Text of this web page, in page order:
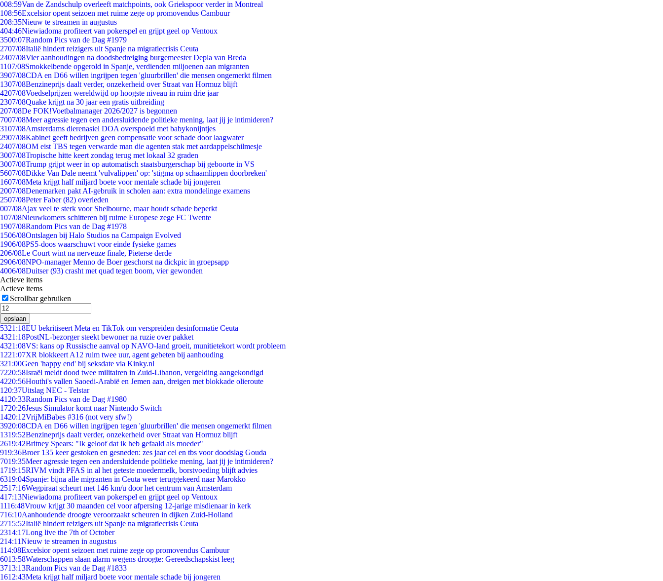
008:59Van de Zandschulp overleeft matchpoints, ook Griekspoor verder in Montreal
108:56Excelsior opent seizoen met ruime zege op promovendus Cambuur
208:35Nieuw te streamen in augustus
404:46Niewiadoma profiteert van pokerspel en grijpt geel op Ventoux
3500:07Random Pics van de Dag #1979
2707/08Italië hindert reizigers uit Spanje na migratiecrisis Ceuta
2407/08Vier aanhoudingen na doodsbedreiging burgemeester Depla van Breda
1107/08Smokkelbende opgerold in Spanje, verdienden miljoenen aan migranten
3907/08CDA en D66 willen ingrijpen tegen 'gluurbrillen' die mensen ongemerkt filmen
1307/08Benzineprijs daalt verder, onzekerheid over Straat van Hormuz blijft
4207/08Voedselprijzen wereldwijd op hoogste niveau in ruim drie jaar
2307/08Quake krijgt na 30 jaar een gratis uitbreiding
207/08De FOK!Voetbalmanager 2026/2027 is begonnen
7007/08Meer agressie tegen een andersluidende politieke mening, laat jij je intimideren?
3107/08Amsterdams dierenasiel DOA overspoeld met babykonijntjes
2907/08Kabinet geeft bedrijven geen compensatie voor schade door laagwater
2407/08OM eist TBS tegen verwarde man die agenten stak met aardappelschilmesje
3007/08Tropische hitte keert zondag terug met lokaal 32 graden
3007/08Trump grijpt weer in op automatisch staatsburgerschap bij geboorte in VS
5607/08Dikke Van Dale neemt 'vulvalippen' op: 'stigma op schaamlippen doorbreken'
1607/08Meta krijgt half miljard boete voor mentale schade bij jongeren
2007/08Denemarken pakt AI-gebruik in scholen aan: extra mondelinge examens
2507/08Peter Faber (82) overleden
007/08Ajax veel te sterk voor Shelbourne, maar houdt schade beperkt
107/08Nieuwkomers schitteren bij ruime Europese zege FC Twente
1907/08Random Pics van de Dag #1978
1506/08Ontslagen bij Halo Studios na Campaign Evolved
1906/08PS5-doos waarschuwt voor einde fysieke games
206/08Le Court wint na nerveuze finale, Pieterse derde
2906/08NPO-manager Menno de Boer geschorst na dickpic in groepsapp
4006/08Duitser (93) crasht met quad tegen boom, vier gewonden
Actieve items
Actieve items
Scrollbar gebruiken
opslaan
5321:18EU bekritiseert Meta en TikTok om verspreiden desinformatie Ceuta
4321:18PostNL-bezorger steekt bewoner na ruzie over pakket
4321:08VS: kans op Russische aanval op NAVO-land groeit, munitietekort wordt probleem
1221:07XR blokkeert A12 ruim twee uur, agent gebeten bij aanhouding
321:00Geen 'happy end' bij seksdate via Kinky.nl
7220:58Israël meldt dood twee militairen in Zuid-Libanon, vergelding aangekondigd
4220:56Houthi's vallen Saoedi-Arabië en Jemen aan, dreigen met blokkade olieroute
1 20:37Uitslag NEC - Telstar
41 20:33Random Pics van de Dag #1980
1720:26Jesus Simulator komt naar Nintendo Switch
1420:12VrijMiBabes #316 (not very sfw!)
3920:08CDA en D66 willen ingrijpen tegen 'gluurbrillen' die mensen ongemerkt filmen
1319:52Benzineprijs daalt verder, onzekerheid over Straat van Hormuz blijft
2619:42Britney Spears: "Ik geloof dat ik heb gefaald als moeder"
919:36Broer 135 keer gestoken en gesneden: zes jaar cel en tbs voor doodslag Gouda
7019:35Meer agressie tegen een andersluidende politieke mening, laat jij je intimideren?
1719:15RIVM vindt PFAS in al het geteste moedermelk, borstvoeding blijft advies
6319:04Spanje: bijna alle migranten in Ceuta weer teruggekeerd naar Marokko
2517:16Wegpiraat scheurt met 146 km/u door het centrum van Amsterdam
417:13Niewiadoma profiteert van pokerspel en grijpt geel op Ventoux
1116:48Vrouw krijgt 30 maanden cel voor afpersing 12-jarige misdienaar in kerk
716:10Aanhoudende droogte veroorzaakt scheuren in dijken Zuid-Holland
2715:52Italië hindert reizigers uit Spanje na migratiecrisis Ceuta
2314:17Long live the 7th of October
214:11Nieuw te streamen in augustus
114:08Excelsior opent seizoen met ruime zege op promovendus Cambuur
6013:58Waterschappen slaan alarm wegens droogte: Gereedschapskist leeg
3713:13Random Pics van de Dag #1833
1612:43Meta krijgt half miljard boete voor mentale schade bij jongeren